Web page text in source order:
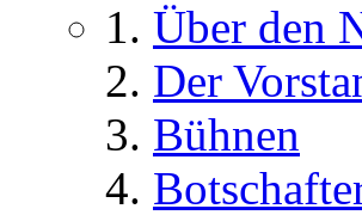
Über den
Der
Bühnen